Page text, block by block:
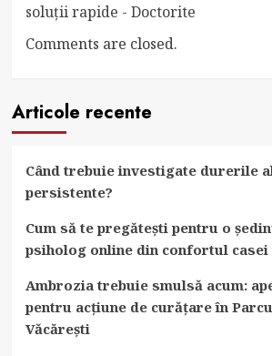
soluții rapide - Doctorite
Comments are closed.
Articole recente
Când trebuie investigate durerile
persistente?
Cum să te pregătești pentru o
psiholog online din confortul casei
Ambrozia trebuie smulsă acum:
pentru acțiune de curățare în
Văcărești